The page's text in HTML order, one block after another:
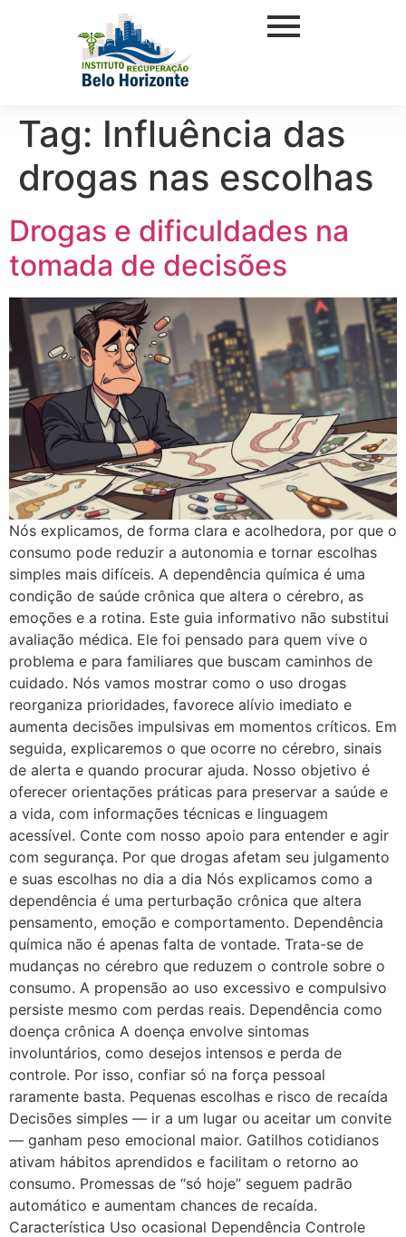
Tag: Influência das
drogas nas escolhas
Drogas e dificuldades na
tomada de decisões
Nós explicamos, de forma clara e acolhedora, por que o
consumo pode reduzir a autonomia e tornar escolhas
simples mais difíceis. A dependência química é uma
condição de saúde crônica que altera o cérebro, as
emoções e a rotina. Este guia informativo não substitui
avaliação médica. Ele foi pensado para quem vive o
problema e para familiares que buscam caminhos de
cuidado. Nós vamos mostrar como o uso drogas
reorganiza prioridades, favorece alívio imediato e
aumenta decisões impulsivas em momentos críticos. Em
seguida, explicaremos o que ocorre no cérebro, sinais
de alerta e quando procurar ajuda. Nosso objetivo é
oferecer orientações práticas para preservar a saúde e
a vida, com informações técnicas e linguagem
acessível. Conte com nosso apoio para entender e agir
com segurança. Por que drogas afetam seu julgamento
e suas escolhas no dia a dia Nós explicamos como a
dependência é uma perturbação crônica que altera
pensamento, emoção e comportamento. Dependência
química não é apenas falta de vontade. Trata-se de
mudanças no cérebro que reduzem o controle sobre o
consumo. A propensão ao uso excessivo e compulsivo
persiste mesmo com perdas reais. Dependência como
doença crônica A doença envolve sintomas
involuntários, como desejos intensos e perda de
controle. Por isso, confiar só na força pessoal
raramente basta. Pequenas escolhas e risco de recaída
Decisões simples — ir a um lugar ou aceitar um convite
— ganham peso emocional maior. Gatilhos cotidianos
ativam hábitos aprendidos e facilitam o retorno ao
consumo. Promessas de “só hoje” seguem padrão
automático e aumentam chances de recaída.
Característica Uso ocasional Dependência Controle